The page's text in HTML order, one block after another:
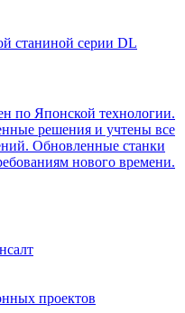
станиной серии DL
по Японской технологии.
решения и учтены все
Обновленные станки
нового времени.
проектов